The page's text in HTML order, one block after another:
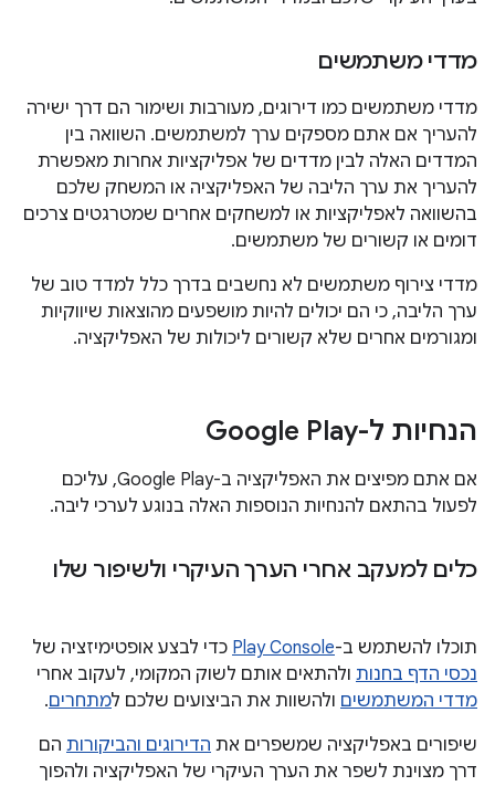
מדדי משתמשים
מדדי משתמשים כמו דירוגים, מעורבות ושימור הם דרך ישירה
להעריך אם אתם מספקים ערך למשתמשים. השוואה בין
המדדים האלה לבין מדדים של אפליקציות אחרות מאפשרת
להעריך את ערך הליבה של האפליקציה או המשחק שלכם
בהשוואה לאפליקציות או למשחקים אחרים שמטרגטים צרכים
דומים או קשורים של משתמשים.
מדדי צירוף משתמשים לא נחשבים בדרך כלל למדד טוב של
ערך הליבה, כי הם יכולים להיות מושפעים מהוצאות שיווקיות
ומגורמים אחרים שלא קשורים ליכולות של האפליקציה.
הנחיות ל-Google Play
אם אתם מפיצים את האפליקציה ב-Google Play, עליכם
לפעול בהתאם להנחיות הנוספות האלה בנוגע לערכי ליבה.
כלים למעקב אחרי הערך העיקרי ולשיפור שלו
תוכלו להשתמש ב-Play Console כדי לבצע אופטימיזציה של
נכסי הדף בחנות ולהתאים אותם לשוק המקומי, לעקוב אחרי
מדדי המשתמשים ולהשוות את הביצועים שלכם למתחרים.
שיפורים באפליקציה שמשפרים את הדירוגים והביקורות הם
דרך מצוינת לשפר את הערך העיקרי של האפליקציה ולהפוך